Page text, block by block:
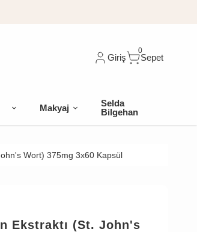
Giriş
0
Sepet
Makyaj
Selda
Bilgehan
Wort) 375mg 3x60 Kapsül
Ekstraktı (St. John's